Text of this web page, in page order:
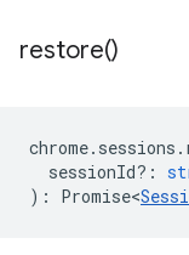
restore()
chrome. sessions .
sessionId? :
) : Promise<